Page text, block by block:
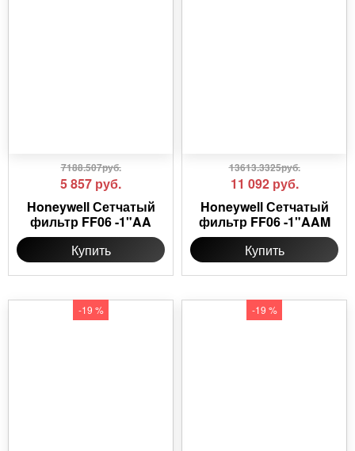
7188.507руб.
5 857 руб.
Honeywell Сетчатый
фильтр FF06 -1"AA
Купить
13613.3325руб.
11 092 руб.
Honeywell Сетчатый
фильтр FF06 -1"AAM
Купить
-19 % -19 %